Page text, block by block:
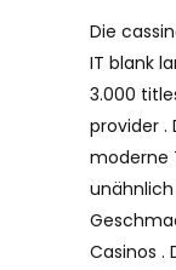
Die
IT blank
3.000
provider .
moderne
Casinos .